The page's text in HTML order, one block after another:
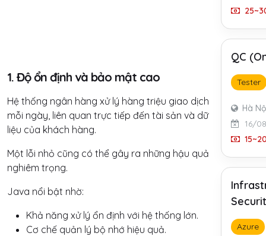
1. Độ ổn định và bảo mật cao
Hệ thống ngân hàng xử lý hàng triệu giao dịch
mỗi ngày, liên quan trực tiếp đến tài sản và dữ
liệu của khách hàng.
Một lỗi nhỏ cũng có thể gây ra những hậu quả
nghiêm trọng.
Java nổi bật nhờ:
Khả năng xử lý ổn định với hệ thống lớn.
Cơ chế quản lý bộ nhớ hiệu quả.
QC
Tester
Hà
16/
Azure